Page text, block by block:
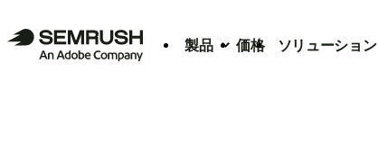
製品 価格 ソリューション